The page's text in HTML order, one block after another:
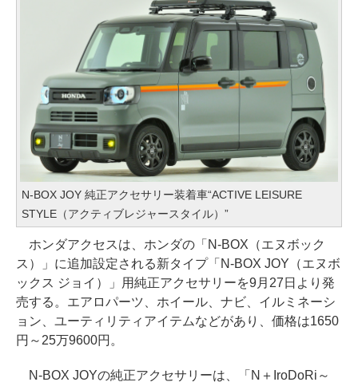
N-BOX JOY 純正アクセサリー装着車“ACTIVE LEISURE
STYLE（アクティブレジャースタイル）”
ホンダアクセスは、ホンダの「N-BOX（エヌボック
ス）」に追加設定される新タイプ「N-BOX JOY（エヌボ
ックス ジョイ）」用純正アクセサリーを9月27日より発
売する。エアロパーツ、ホイール、ナビ、イルミネーシ
ョン、ユーティリティアイテムなどがあり、価格は1650
円～25万9600円。
N-BOX JOYの純正アクセサリーは、「N＋IroDoRi～